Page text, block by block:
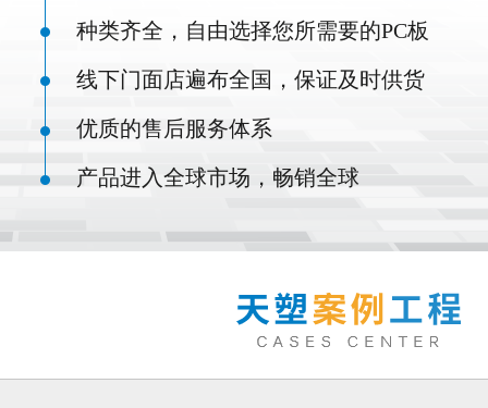
种类齐全，自由选择您所需要的PC板
线下门面店遍布全国，保证及时供货
优质的售后服务体系
产品进入全球市场，畅销全球